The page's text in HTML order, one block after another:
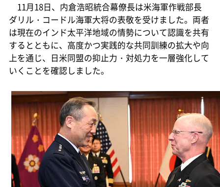
11月18日、内倉浩昭統合幕僚長は米海軍作戦部長
ダリル・コードル海軍大将の表敬を受けました。両者
は現在のインド太平洋地域の情勢について認識を共有
するとともに、高度かつ実践的な共同訓練の拡大や向
上を通じ、日米同盟の抑止力・対処力を一層強化して
いくことを確認しました。